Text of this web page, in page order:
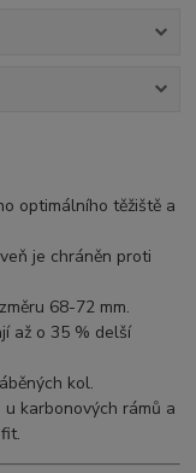
optimálního těžiště a
je chráněn proti
68-72 mm.
až o 35 % delší
kol.
karbonových rámů a